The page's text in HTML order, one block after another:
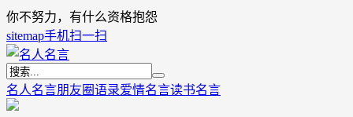
你不努力，有什么资格抱怨
sitemap手机扫一扫
名人名言朋友圈语录爱情名言读书名言